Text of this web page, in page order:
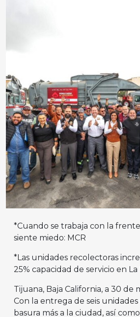
*Cuando se trabaja con la
siente miedo: MCR
*Las unidades recolectoras
25% capacidad de servicio en La
Tijuana, Baja California, a 30 de
Con la entrega de seis
basura más a la ciudad, así